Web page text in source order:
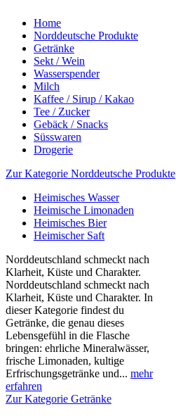
Home
Norddeutsche Produkte
Getränke
Sekt / Wein
Wasserspender
Milch
Kaffee / Sirup / Kakao
Tee / Zucker
Gebäck / Snacks
Süsswaren
Drogerie
Zur Kategorie Norddeutsche Produkte
Heimisches Wasser
Heimische Limonaden
Heimisches Bier
Heimischer Saft
Norddeutschland schmeckt nach
Klarheit, Küste und Charakter.
Norddeutschland schmeckt nach
Klarheit, Küste und Charakter. In
dieser Kategorie findest du
Getränke, die genau dieses
Lebensgefühl in die Flasche
bringen: ehrliche Mineralwässer,
frische Limonaden, kultige
Erfrischungsgetränke und... mehr
erfahren
Zur Kategorie Getränke